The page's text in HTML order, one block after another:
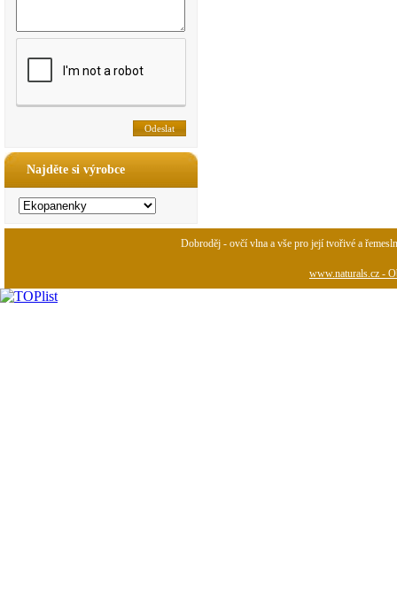
Najděte si výrobce
Dobroděj - ovčí vlna a vše pro její tvořivé a
www.naturals.cz -